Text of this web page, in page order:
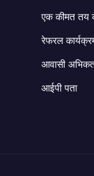
एक कीमत तय
रेफरल
आवासी
आईपी पता